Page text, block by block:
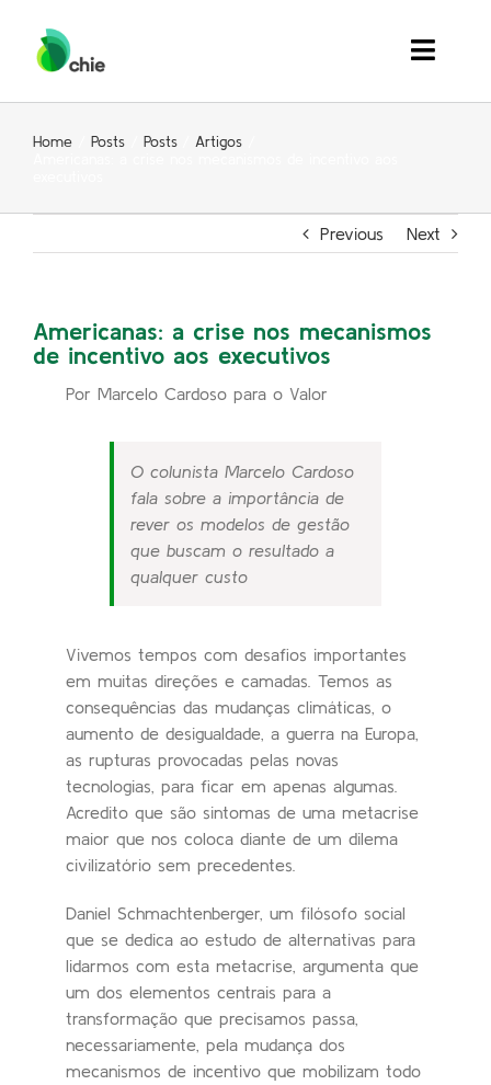
content
Toggle
Inspiração
Home Posts Posts
Artigos
Previous Next
Americanas: a crise nos mecanismos
de incentivo aos executivos
Por Marcelo Cardoso para o Valor
O colunista Marcelo Cardoso
fala sobre a importância de
rever os modelos de gestão
que buscam o resultado a
qualquer custo
Vivemos tempos com desafios importantes
em muitas direções e camadas. Temos as
consequências das mudanças climáticas, o
aumento de desigualdade, a guerra na Europa,
as rupturas provocadas pelas novas
tecnologias, para ficar em apenas algumas.
Acredito que são sintomas de uma metacrise
maior que nos coloca diante de um dilema
civilizatório sem precedentes.
Daniel Schmachtenberger, um filósofo social
que se dedica ao estudo de alternativas para
lidarmos com esta metacrise, argumenta que
um dos elementos centrais para a
transformação que precisamos passa,
necessariamente, pela mudança dos
mecanismos de incentivo que mobilizam todo